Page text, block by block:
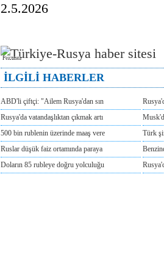
2.5.2026
Реклама
İLGİLİ HABERLER
ABD'li çiftçi: "Ailem Rusya'dan sın
Rusya'da vatandaşlıktan çıkmak artı
500 bin rublenin üzerinde maaş vere
Türk
Ruslar düşük faiz ortamında paraya
Doların 85 rubleye doğru yolculuğu